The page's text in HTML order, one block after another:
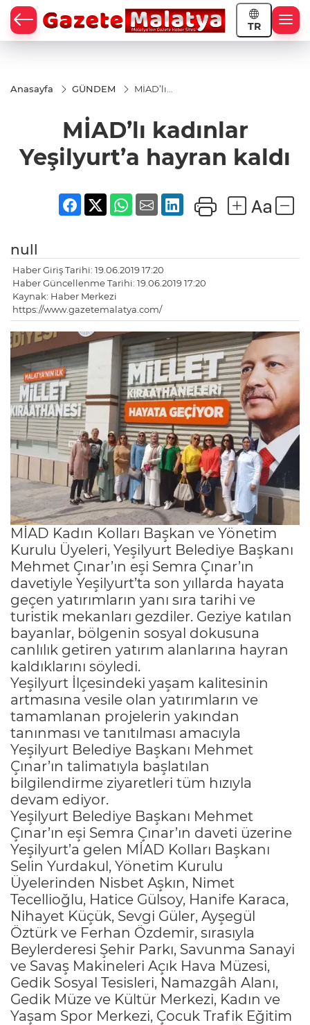
TR
Anasayfa GÜNDEM
MİAD’lı
hayran
MİAD’lı kadınlar
Yeşilyurt’a hayran kaldı
null
Haber Giriş Tarihi: 19.06.2019 17:20
Haber Güncellenme Tarihi: 19.06.2019 17:20
Kaynak: Haber Merkezi
https://www.gazetemalatya.com/
MİAD Kadın Kolları Başkan ve Yönetim
Kurulu Üyeleri, Yeşilyurt Belediye Başkanı
Mehmet Çınar’ın eşi Semra Çınar’ın
davetiyle Yeşilyurt’ta son yıllarda hayata
geçen yatırımların yanı sıra tarihi ve
turistik mekanları gezdiler. Geziye katılan
bayanlar, bölgenin sosyal dokusuna
canlılık getiren yatırım alanlarına hayran
kaldıklarını söyledi.
Yeşilyurt İlçesindeki yaşam kalitesinin
artmasına vesile olan yatırımların ve
tamamlanan projelerin yakından
tanınması ve tanıtılması amacıyla
Yeşilyurt Belediye Başkanı Mehmet
Çınar’ın talimatıyla başlatılan
bilgilendirme ziyaretleri tüm hızıyla
devam ediyor.
Yeşilyurt Belediye Başkanı Mehmet
Çınar’ın eşi Semra Çınar’ın daveti üzerine
Yeşilyurt’a gelen MİAD Kolları Başkanı
Selin Yurdakul, Yönetim Kurulu
Üyelerinden Nisbet Aşkın, Nimet
Tecellioğlu, Hatice Gülsoy, Hanife Karaca,
Nihayet Küçük, Sevgi Güler, Ayşegül
Öztürk ve Ferhan Özdemir, sırasıyla
Beylerderesi Şehir Parkı, Savunma Sanayi
ve Savaş Makineleri Açık Hava Müzesi,
Gedik Sosyal Tesisleri, Namazgâh Alanı,
Gedik Müze ve Kültür Merkezi, Kadın ve
Yaşam Spor Merkezi, Çocuk Trafik Eğitim